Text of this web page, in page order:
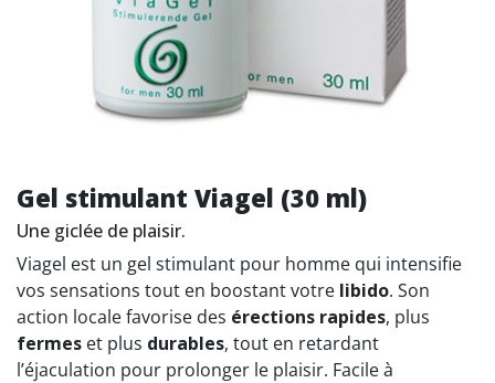
Gel stimulant Viagel (30 ml)
Une giclée de plaisir.
Viagel est un gel stimulant pour homme qui intensifie
vos sensations tout en boostant votre libido. Son
action locale favorise des érections rapides, plus
fermes et plus durables, tout en retardant
l’éjaculation pour prolonger le plaisir. Facile à